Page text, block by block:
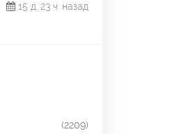
15 д. 23 ч. назад
(2209)